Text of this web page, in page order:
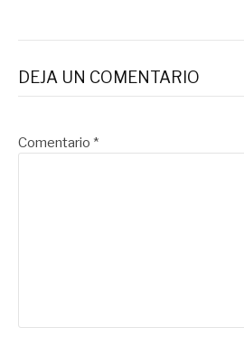
DEJA UN COMENTARIO
Comentario *